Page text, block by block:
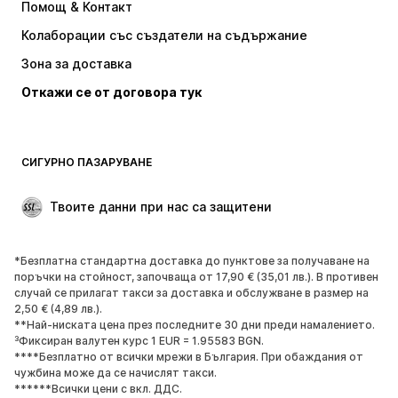
Пуловери и Трикотаж
Бельо
Палта
Поли
Специални Поводи
ОБУВКИ
НОВО
Популярно
Маратонки
Боти
Обувки с висок ток
Ботуши
Сандали
Ниски обувки
Помощ & Контакт
Колаборации със създатели на съдържание
Зона за доставка
Откажи се от договора тук
СИГУРНО ПАЗАРУВАНЕ
Твоите данни при нас са защитени
*Безплатна стандартна доставка до пунктове за получаване на
поръчки на стойност, започваща от 17,90 € (35,01 лв.). В противен
случай се прилагат такси за доставка и обслужване в размер на
2,50 € (4,89 лв.).
**Най-ниската цена през последните 30 дни преди намалението.
³Фиксиран валутен курс 1 EUR = 1.95583 BGN.
****Безплатно от всички мрежи в България. При обаждания от
чужбина може да се начислят такси.
******Всички цени с вкл. ДДС.